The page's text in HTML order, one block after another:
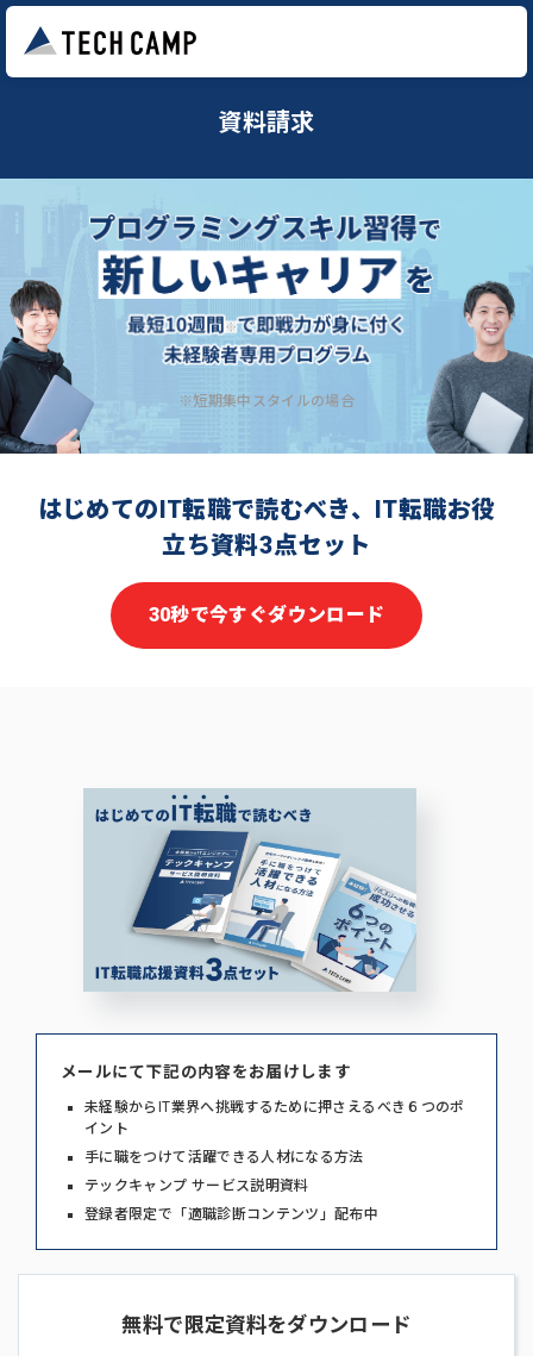
資料請求
※短期集中スタイルの場合
はじめてのIT転職で読むべき、IT転職お役
立ち資料3点セット
30秒で今すぐダウンロード
メールにて下記の内容をお届けします
未経験からIT業界へ挑戦するために押さえるべき６つのポ
イント
手に職をつけて活躍できる人材になる方法
テックキャンプ サービス説明資料
登録者限定で「適職診断コンテンツ」配布中
無料で限定資料をダウンロード